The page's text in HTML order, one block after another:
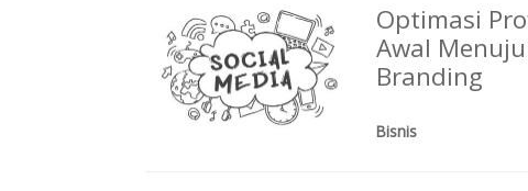
Optimasi
Awal
Branding
Bisnis